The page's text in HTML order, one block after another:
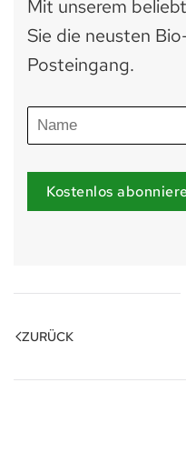
Mit unserem
Sie die neusten
Posteingang.
Kostenlos
ZURÜCK